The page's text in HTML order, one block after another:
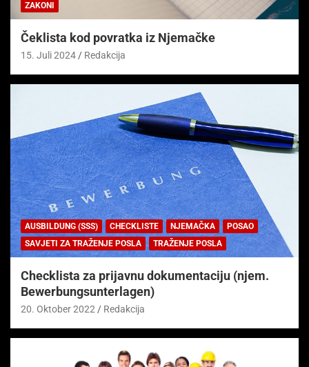
ZAKONI
Čeklista kod povratka iz Njemačke
15. Juli 2024 Redakcija
AUSBILDUNG (SSS) CHECKLISTE NJEMAČKA
POSAO
SAVJETI ZA TRAŽENJE POSLA
TRAŽENJE POSLA
Checklista za prijavnu dokumentaciju (njem.
Bewerbungsunterlagen)
20. Oktober 2022 Redakcija